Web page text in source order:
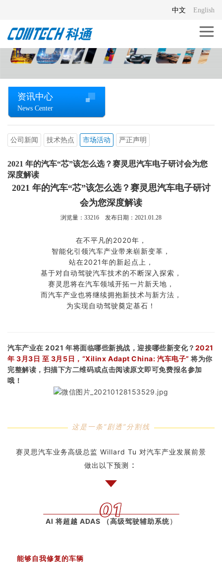
English
中文
资讯中心
News Center
公司新闻 技术热点 市场活动 严正声明
2021 年的汽车“芯”该怎么选？赛灵思汽车电子研讨会为您
深度解读
2021 年的汽车“芯”该怎么选？赛灵思汽车电子研讨
会为您深度解读
浏览量： 33216 发布日期：2021.01.28
在不平凡的2020年，
智能化引领汽车产业带来崭新变革，
站在2021年的新起点上，
基于对自动驾驶汽车技术的不断深入探索，
赛灵思将在汽车领域开拓一片新天地，
而汽车产业也将继续拥抱新技术与新方法，
为实现自动驾驶奠定基石！
汽车产业在 2021 年将面临哪些新挑战，迎接哪些新变化？ 2021
年 3月3日 至 3月5日，“Xilinx Adapt China: 汽车电子”将为你
完整解读，扫描下方二维码或点击阅读原文即可免费报名参加
哦！
这是一条“剧透”分割线
赛灵思汽车业务高级总监 Willard Tu 对汽车产业发展前景
做出以下预测 ：
01
AI 将超越 ADAS （高级驾驶辅助系统）
能够自我修复的车辆